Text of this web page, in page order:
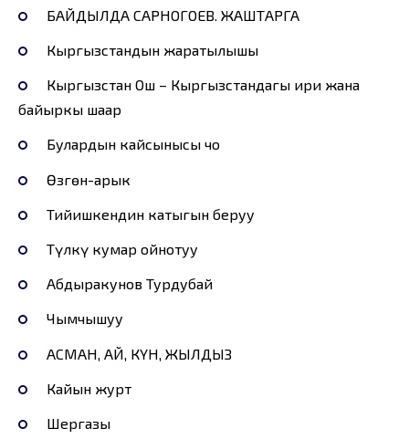
БАЙДЫЛДА САРНОГОЕВ. ЖАШТАРГА
Кыргызстандын жаратылышы
Кыргызстан Ош – Кыргызстандагы ири жана
байыркы шаар
Булардын кайсынысы чоң
Өзгөн-арык
Тийишкендин катыгын беруу
Түлкү кумар ойнотуу
Абдыракунов Турдубай
Чымчышуу
АСМАН, АЙ, КҮН, ЖЫЛДЫЗ
Кайын журт
Шергазы